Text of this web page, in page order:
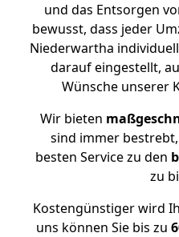
und das Entsorgen
bewusst, dass jeder
Niederwartha
darauf eingestellt,
Wünsche unserer
Wir bieten
sind immer
besten Service zu den
zu
Kostengünstiger wird
uns können Sie bis zu